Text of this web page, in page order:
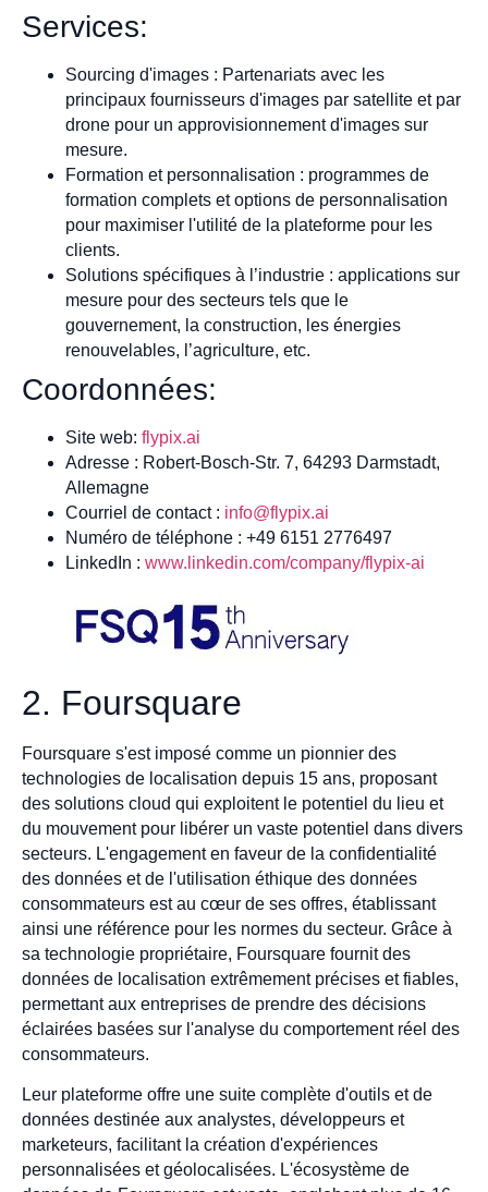
Services:
Sourcing d'images : Partenariats avec les
principaux fournisseurs d'images par satellite et par
drone pour un approvisionnement d'images sur
mesure.
Formation et personnalisation : programmes de
formation complets et options de personnalisation
pour maximiser l'utilité de la plateforme pour les
clients.
Solutions spécifiques à l’industrie : applications sur
mesure pour des secteurs tels que le
gouvernement, la construction, les énergies
renouvelables, l’agriculture, etc.
Coordonnées:
Site web: flypix.ai
Adresse : Robert-Bosch-Str. 7, 64293 Darmstadt,
Allemagne
Courriel de contact : info@flypix.ai
Numéro de téléphone : +49 6151 2776497
LinkedIn : www.linkedin.com/company/flypix-ai
2. Foursquare
Foursquare s'est imposé comme un pionnier des
technologies de localisation depuis 15 ans, proposant
des solutions cloud qui exploitent le potentiel du lieu et
du mouvement pour libérer un vaste potentiel dans divers
secteurs. L'engagement en faveur de la confidentialité
des données et de l'utilisation éthique des données
consommateurs est au cœur de ses offres, établissant
ainsi une référence pour les normes du secteur. Grâce à
sa technologie propriétaire, Foursquare fournit des
données de localisation extrêmement précises et fiables,
permettant aux entreprises de prendre des décisions
éclairées basées sur l'analyse du comportement réel des
consommateurs.
Leur plateforme offre une suite complète d'outils et de
données destinée aux analystes, développeurs et
marketeurs, facilitant la création d'expériences
personnalisées et géolocalisées. L'écosystème de